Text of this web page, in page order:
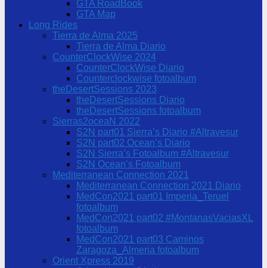
GTA RoadBook
GTA Map
Long Rides
Tierra de Alma 2025
Tierra de Alma Diario
CounterClockWise 2024
CounterClockWise Diario
Counterclockwise fotoalbum
theDesertSessions 2023
theDesertSessions Diario
theDesertSessions fotoalbum
Sierras2oceaN 2022
S2N part01 Sierra’s Diario #Altravesur
S2N part02 Ocean’s Diario
S2N Sierra’s Fotoalbum #Altravesur
S2N Ocean’s Fotoalbum
Mediterranean Connection 2021
Mediterranean Connection 2021 Diario
MedCon2021 part01 Imperia_Teruel
fotoalbum
MedCon2021 part02 #MontanasVaciasXL
fotoalbum
MedCon2021 part03 Caminos
Zaragoza_Almeria fotoalbum
Orient Xpress 2019